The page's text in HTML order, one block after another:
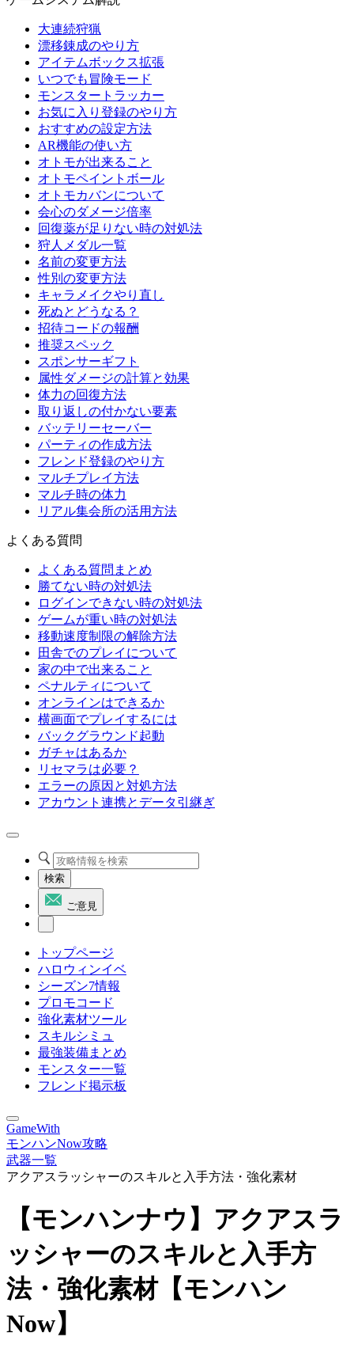
大連続狩猟
漂移錬成のやり方
アイテムボックス拡張
いつでも冒険モード
モンスタートラッカー
お気に入り登録のやり方
おすすめの設定方法
AR機能の使い方
オトモが出来ること
オトモペイントボール
オトモカバンについて
会心のダメージ倍率
回復薬が足りない時の対処法
狩人メダル一覧
名前の変更方法
性別の変更方法
キャラメイクやり直し
死ぬとどうなる？
招待コードの報酬
推奨スペック
スポンサーギフト
属性ダメージの計算と効果
体力の回復方法
取り返しの付かない要素
バッテリーセーバー
パーティの作成方法
フレンド登録のやり方
マルチプレイ方法
マルチ時の体力
リアル集会所の活用方法
よくある質問
よくある質問まとめ
勝てない時の対処法
ログインできない時の対処法
ゲームが重い時の対処法
移動速度制限の解除方法
田舎でのプレイについて
家の中で出来ること
ペナルティについて
オンラインはできるか
横画面でプレイするには
バックグラウンド起動
ガチャはあるか
リセマラは必要？
エラーの原因と対処方法
アカウント連携とデータ引継ぎ
検索
ご意見
トップページ
ハロウィンイベ
シーズン7情報
プロモコード
強化素材ツール
スキルシミュ
最強装備まとめ
モンスター一覧
フレンド掲示板
GameWith
モンハンNow攻略
武器一覧
アクアスラッシャーのスキルと入手方法・強化素材
【モンハンナウ】アクアスラ
ッシャーのスキルと入手方
法・強化素材【モンハン
Now】